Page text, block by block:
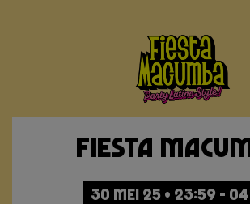
Fiesta
30 MEI 25 • 23:59 -